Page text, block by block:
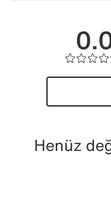
Henüz